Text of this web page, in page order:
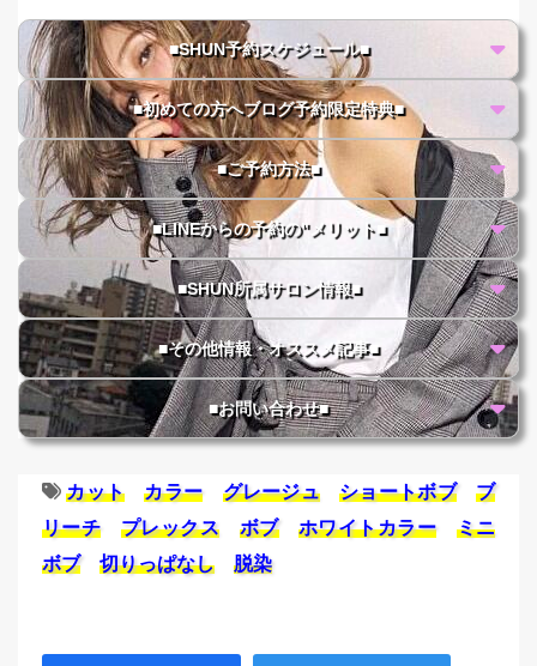
■SHUN予約スケジュール■
■初めての方へブログ予約限定特典■
■ご予約方法■
■LINEからの予約の"メリット■
■SHUN所属サロン情報■
■その他情報・オススメ記事■
■お問い合わせ■
カット カラー グレージュ ショートボブ
ブ
リーチ
プレックス ボブ ホワイトカラー
ミニ
ボブ
切りっぱなし 脱染